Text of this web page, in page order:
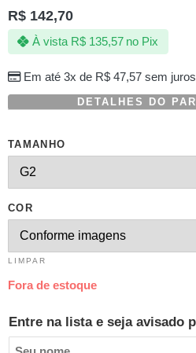
R$ 142,70
Em até 3x de R$47,57sem juros
À vista R$135,57 no Pix
DETALHES DO
TAMANHO
COR
LIMPAR
Fora de estoque
Entre na lista e seja avisado